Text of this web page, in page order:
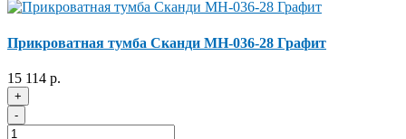
Прикроватная тумба Сканди МН-036-28 Графит
15 114 р.
+
-